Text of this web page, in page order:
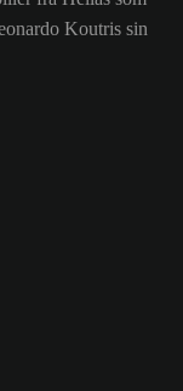
Koutris sin